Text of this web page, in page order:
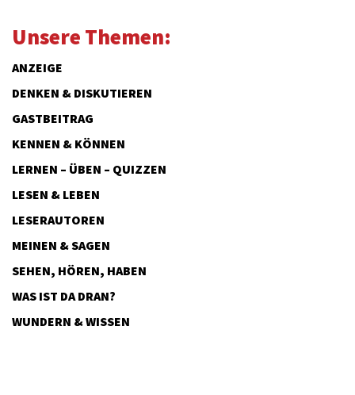
Unsere Themen:
ANZEIGE
DENKEN & DISKUTIEREN
GASTBEITRAG
KENNEN & KÖNNEN
LERNEN – ÜBEN – QUIZZEN
LESEN & LEBEN
LESERAUTOREN
MEINEN & SAGEN
SEHEN, HÖREN, HABEN
WAS IST DA DRAN?
WUNDERN & WISSEN